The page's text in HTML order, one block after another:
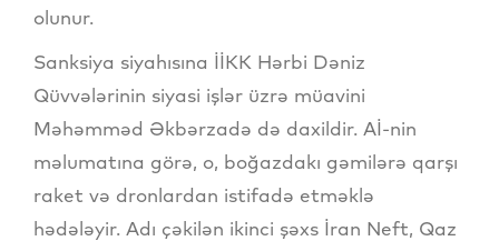
olunur.
Sanksiya siyahısına İİKK Hərbi Dəniz
Qüvvələrinin siyasi işlər üzrə müavini
Məhəmməd Əkbərzadə də daxildir. Aİ-nin
məlumatına görə, o, boğazdakı gəmilərə qarşı
raket və dronlardan istifadə etməklə
hədələyir. Adı çəkilən ikinci şəxs İran Neft, Qaz